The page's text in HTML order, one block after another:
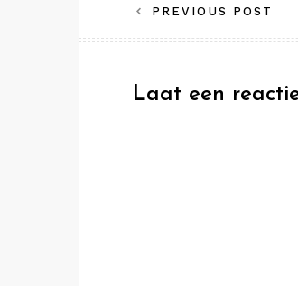
Bericht
navigatie
PREVIOUS POST
Laat een